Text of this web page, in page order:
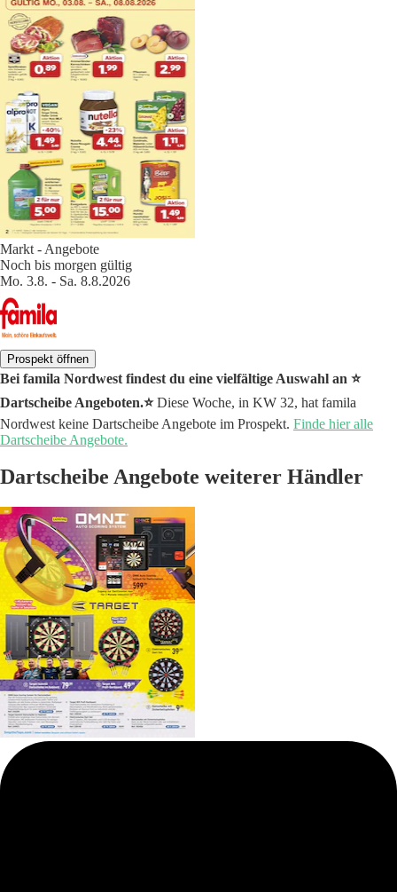
Markt - Angebote
Noch bis morgen gültig
Mo. 3.8. - Sa. 8.8.2026
Prospekt öffnen
Bei famila Nordwest findest du eine vielfältige Auswahl an ⭐️
Dartscheibe Angeboten.⭐️Diese Woche, in KW 32, hat famila
Nordwest keine Dartscheibe Angebote im Prospekt. Finde hier alle
Dartscheibe Angebote.
Dartscheibe Angebote weiterer Händler